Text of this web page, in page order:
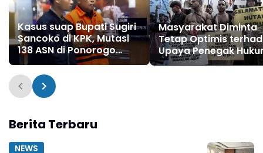
Kasus suap Bupati Sugiri
Sancoko di KPK, Mutasi
138 ASN di Ponorogo
Dilihat Kembali
Masyarakat Diminta
Tetap Optimis
Upaya Penegak
Hadapi, Orang Kuat,
Berita Terbaru
NEWS